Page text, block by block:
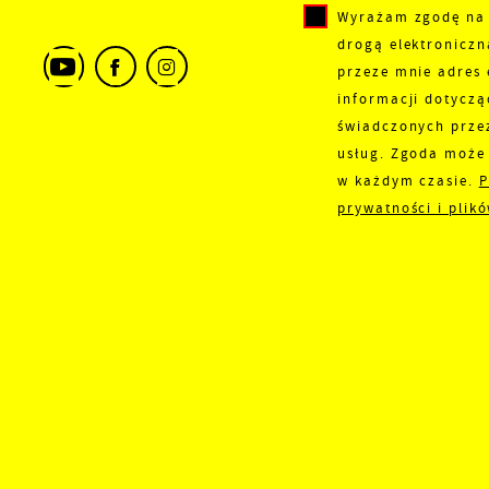
Wyrażam zgodę
drogą
przeze mnie adres
informacji
świadczonych
usług. Zgoda
w każdym czasie.
prywatności i